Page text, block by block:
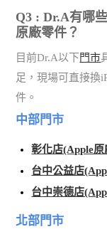
Q3 : Dr.A有哪
原廠零件？
目前Dr.A以下 門市
足，現場可直接換
件。
中部門市
彰化店(Apple
台中公益店
台中崇德店
北部門市